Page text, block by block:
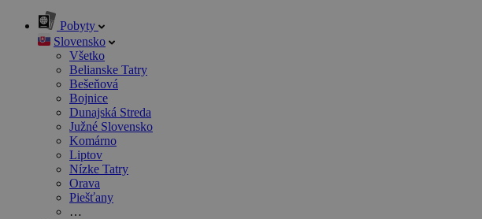
Pobyty
Slovensko
Všetko
Belianske Tatry
Bešeňová
Bojnice
Dunajská Streda
Južné Slovensko
Komárno
Liptov
Nízke Tatry
Orava
Piešťany
…